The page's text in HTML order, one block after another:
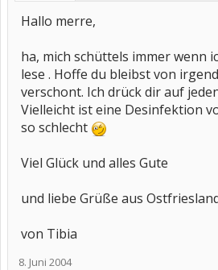
Hallo merre,
ha, mich schüttels immer wenn
lese . Hoffe du bleibst von
verschont. Ich drück dir auf
Vielleicht ist eine Desinfektion
so schlecht
Viel Glück und alles Gute
und liebe Grüße aus
von Tibia
8. Juni 2004